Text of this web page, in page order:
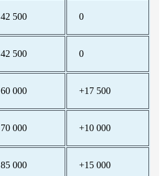
42 500 0
42 500 0
60 000 +17 500
70 000 +10 000
85 000 +15 000